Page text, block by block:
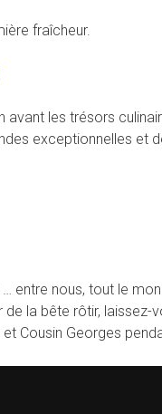
fraîcheur.
les trésors
exceptionnelles et
entre nous, tout le
la bête rôtir,
Cousin Georges